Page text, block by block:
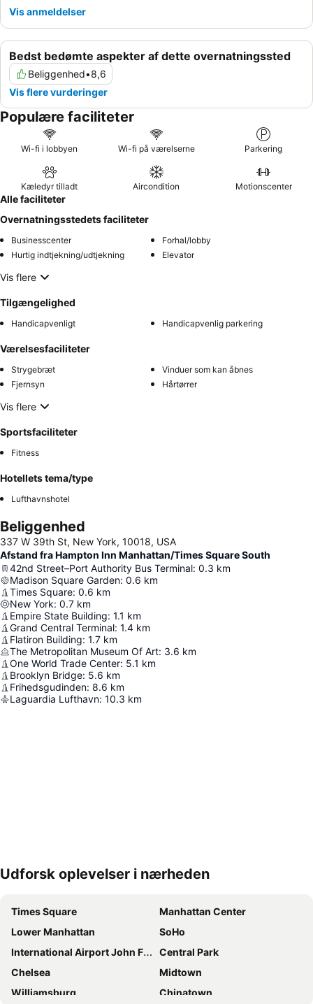
Bedst bedømte aspekter af dette overnatningssted
Beliggenhed•8,6
Vis flere vurderinger
Vis anmeldelser
Populære faciliteter
Wi-fi i lobbyen Wi-fi på værelserne Parkering
Kæledyr tilladt Aircondition Motionscenter
Alle faciliteter
Overnatningsstedets faciliteter
Businesscenter
Forhal/lobby
Hurtig indtjekning/udtjekning
Elevator
Vis flere
Tilgængelighed
Handicapvenligt Handicapvenlig parkering
Værelsesfaciliteter
Strygebræt
Vinduer som kan åbnes
Fjernsyn
Hårtørrer
Vis flere
Sportsfaciliteter
Fitness
Hotellets tema/type
Lufthavnshotel
Beliggenhed
337 W 39th St, New York, 10018, USA
Afstand fra Hampton Inn Manhattan/Times Square South
42nd Street–Port Authority Bus Terminal: 0.3 km
Madison Square Garden: 0.6 km
Times Square: 0.6 km
New York: 0.7 km
Empire State Building: 1.1 km
Grand Central Terminal: 1.4 km
Flatiron Building: 1.7 km
The Metropolitan Museum Of Art: 3.6 km
One World Trade Center: 5.1 km
Brooklyn Bridge: 5.6 km
Frihedsgudinden: 8.6 km
Laguardia Lufthavn: 10.3 km
Udvid kort
Udforsk oplevelser i nærheden
Times Square
Manhattan Center
Lower Manhattan
SoHo
International Airport John F. Kennedy
Central Park
Chelsea
Midtown
Williamsburg
Chinatown